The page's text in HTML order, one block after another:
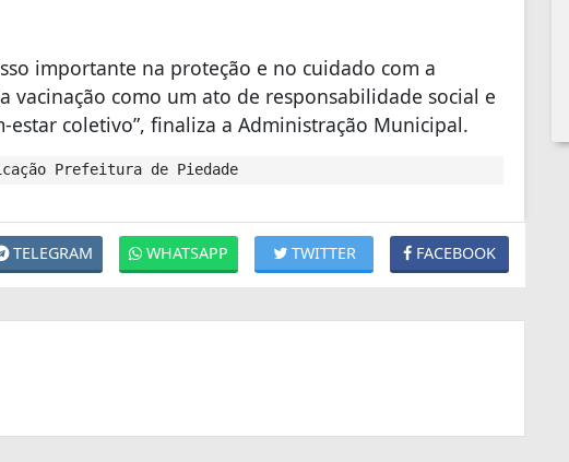
importante na proteção e no cuidado com a
vacinação como um ato de responsabilidade social e
coletivo”, finaliza a Administração Municipal.
Prefeitura de Piedade
FACEBOOK
TWITTER
WHATSAPP
TELEGRAM